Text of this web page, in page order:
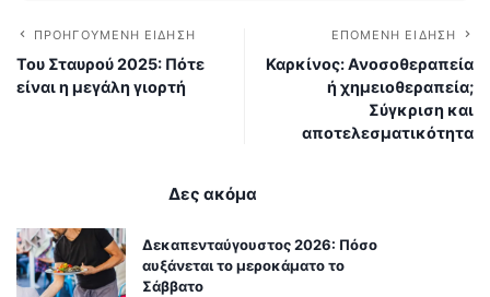
ΠΡΟΗΓΟΎΜΕΝΗ ΕΊΔΗΣΗ
Του Σταυρού 2025: Πότε
είναι η μεγάλη γιορτή
ΕΠΌΜΕΝΗ ΕΊΔΗΣΗ
Καρκίνος: Ανοσοθεραπεία
ή χημειοθεραπεία;
Σύγκριση και
αποτελεσματικότητα
Δες ακόμα
Δεκαπενταύγουστος 2026: Πόσο
αυξάνεται το μεροκάματο το
Σάββατο